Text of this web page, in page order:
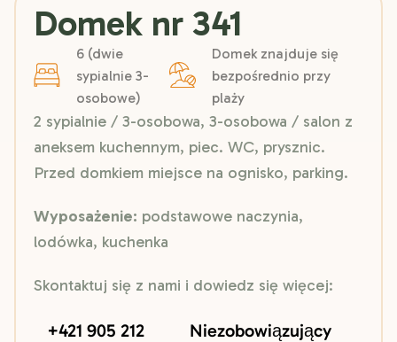
Domek nr 341
6 (dwie
sypialnie 3-
osobowe)
Domek znajduje się
bezpośrednio przy
plaży
2 sypialnie / 3-osobowa, 3-osobowa / salon z
aneksem kuchennym, piec. WC, prysznic.
Przed domkiem miejsce na ognisko, parking.
Wyposażenie: podstawowe naczynia,
lodówka, kuchenka
Skontaktuj się z nami i dowiedz się więcej:
+421 905 212
Niezobowiązujący